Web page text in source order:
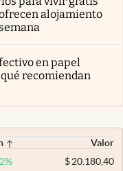
alojamiento
en papel
recomiendan
Valor
% $20.180,40